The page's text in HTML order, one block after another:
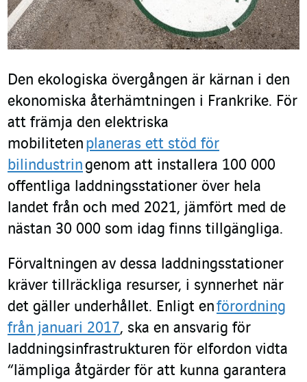
Den ekologiska övergången är kärnan i den
ekonomiska återhämtningen i Frankrike. För
att främja den elektriska
mobiliteten planeras ett stöd för
bilindustringenom att installera 100 000
offentliga laddningsstationer över hela
landet från och med 2021, jämfört med de
nästan 30 000 som idag finns tillgängliga.
Förvaltningen av dessa laddningsstationer
kräver tillräckliga resurser, i synnerhet när
det gäller underhållet. Enligt enförordning
från januari 2017, ska en ansvarig för
laddningsinfrastrukturen för elfordon vidta
“lämpliga åtgärder för att kunna garantera